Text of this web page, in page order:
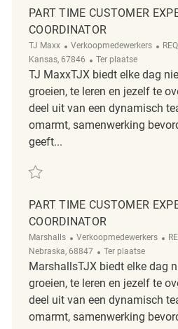
PART TIME CUSTOMER
COORDINATOR
TJ Maxx Categorie
Verkoopmedewerkers
Kansas, 67846
Afgelegen
Ter plaatse
TJ MaxxTJX biedt elke dag
groeien, te leren en jezelf te
deel uit van een dynamisch
omarmt, samenwerking
geeft...
Redden Part Time Customer
PART TIME CUSTOMER
COORDINATOR
Marshalls Categorie
Verkoopmedewerkers
Nebraska, 68847
Afgelegen
Ter plaatse
MarshallsTJX biedt elke dag
groeien, te leren en jezelf te
deel uit van een dynamisch
omarmt, samenwerking